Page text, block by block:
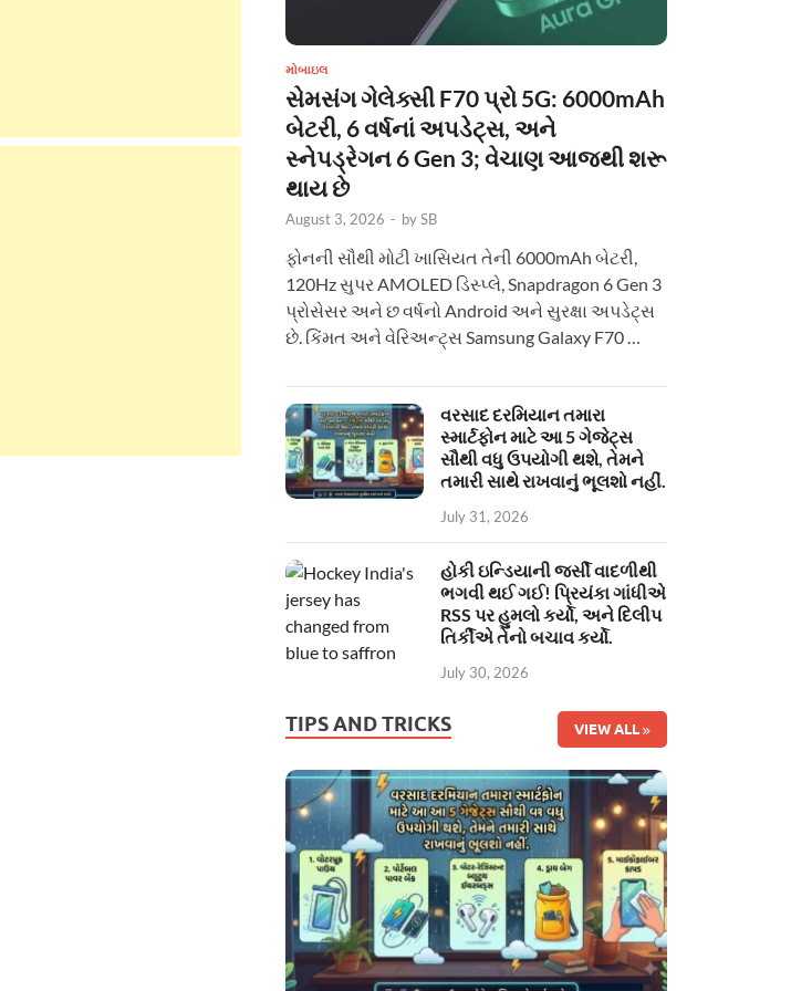
મોબાઇલ
સેમસંગ ગેલેક્સી F70 પ્રો 5G: 6000mAh
બેટરી, 6 વર્ષનાં અપડેટ્સ, અને
સ્નેપડ્રેગન 6 Gen 3; વેચાણ આજથી શરૂ
થાય છે
August 3, 2026 - bySB
ફોનની સૌથી મોટી ખાસિયત તેની 6000mAh બેટરી,
120Hz સુપર AMOLED ડિસ્પ્લે, Snapdragon 6 Gen 3
પ્રોસેસર અને છ વર્ષનો Android અને સુરક્ષા અપડેટ્સ
છે. કિંમત અને વેરિઅન્ટ્સ Samsung Galaxy F70 …
વરસાદ દરમિયાન તમારા
સ્માર્ટફોન માટે આ 5 ગેજેટ્સ
સૌથી વધુ ઉપયોગી થશે, તેમને
તમારી સાથે રાખવાનું ભૂલશો નહીં.
July 31, 2026
હોકી ઇન્ડિયાની જર્સી વાદળીથી
ભગવી થઈ ગઈ! પ્રિયંકા ગાંધીએ
RSS પર હુમલો કર્યો, અને દિલીપ
તિર્કીએ તેનો બચાવ કર્યો.
July 30, 2026
TIPS AND TRICKS VIEW ALL